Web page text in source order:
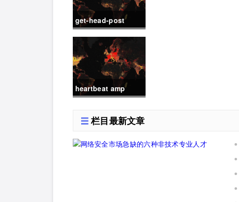
get-head-post
DDOS攻击.c
heartbeat amp
栏目最新文章